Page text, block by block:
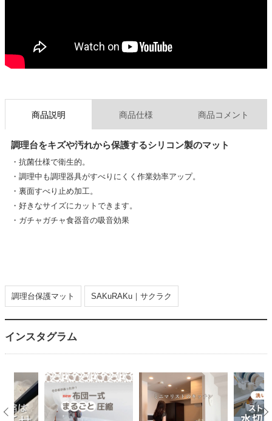
商品説明 商品仕様 商品コメント
調理台をキズや汚れから保護するシリコン製のマット
・抗菌仕様で衛生的。
・調理中も調理器具がすべりにくく作業効率アップ。
・裏面すべり止め加工。
・好きなサイズにカットできます。
・ガチャガチャ食器音の吸音効果
調理台保護マット SAKuRAKu｜サクラク
インスタグラム